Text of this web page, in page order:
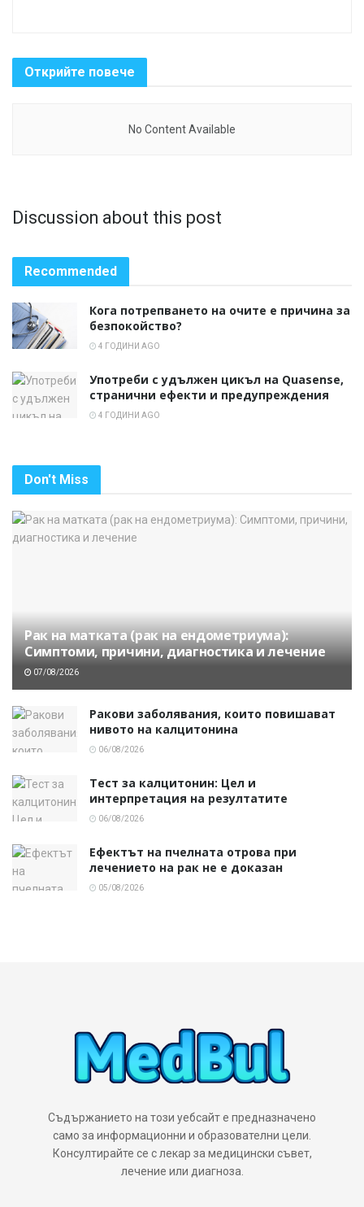
Открийте повече
No Content Available
Discussion about this post
Recommended
Кога потрепването на очите е причина за
безпокойство?
4 ГОДИНИ AGO
Употреби с удължен цикъл на Quasense,
странични ефекти и предупреждения
4 ГОДИНИ AGO
Don't Miss
Рак на матката (рак на ендометриума):
Симптоми, причини, диагностика и лечение
07/08/2026
Ракови заболявания, които повишават
нивото на калцитонина
06/08/2026
Тест за калцитонин: Цел и
интерпретация на резултатите
06/08/2026
Ефектът на пчелната отрова при
лечението на рак не е доказан
05/08/2026
Съдържанието на този уебсайт е предназначено
само за информационни и образователни цели.
Консултирайте се с лекар за медицински съвет,
лечение или диагноза.